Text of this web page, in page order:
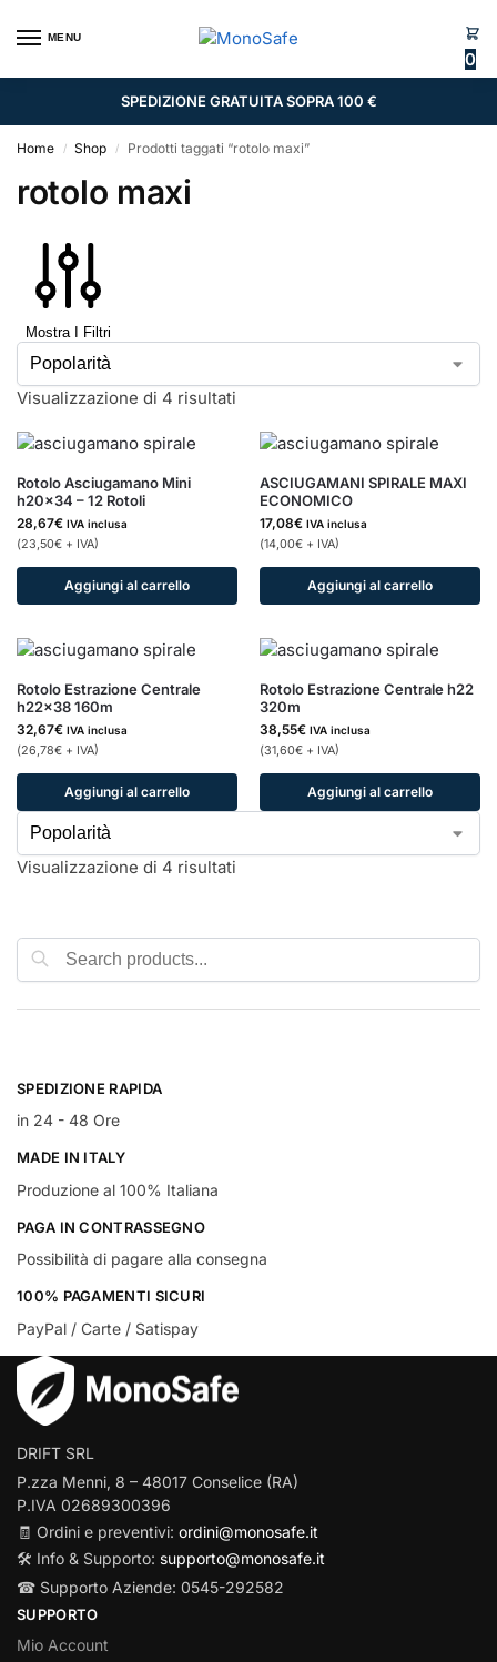
MENU
0
SPEDIZIONE GRATUITA SOPRA 100 €
Home / Shop / Prodotti taggati “rotolo maxi”
rotolo maxi
Mostra I Filtri
Visualizzazione di 4 risultati
Rotolo Asciugamano Mini
h20x34 – 12 Rotoli
28,67€ IVA inclusa
(23,50€ + IVA)
Aggiungi al carrello
ASCIUGAMANI SPIRALE MAXI
ECONOMICO
17,08€ IVA inclusa
(14,00€ + IVA)
Aggiungi al carrello
Rotolo Estrazione Centrale
h22x38 160m
32,67€ IVA inclusa
(26,78€ + IVA)
Aggiungi al carrello
Rotolo Estrazione Centrale h22
320m
38,55€ IVA inclusa
(31,60€ + IVA)
Aggiungi al carrello
Visualizzazione di 4 risultati
SPEDIZIONE RAPIDA
in 24 - 48 Ore
MADE IN ITALY
Produzione al 100% Italiana
PAGA IN CONTRASSEGNO
Possibilità di pagare alla consegna
100% PAGAMENTI SICURI
PayPal / Carte / Satispay
DRIFT SRL
P.zza Menni, 8 – 48017 Conselice (RA)
P.IVA 02689300396
🧾 Ordini e preventivi: ordini@monosafe.it
🛠️ Info & Supporto: supporto@monosafe.it
☎ Supporto Aziende: 0545-292582
SUPPORTO
Mio Account